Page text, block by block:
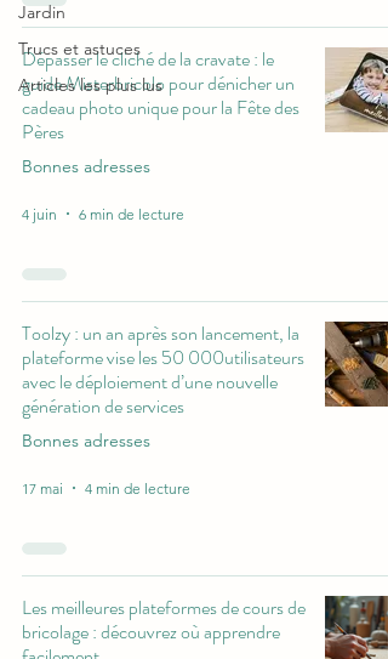
Jardin
Trucs et astuces
Articles les plus lus
Dépasser le cliché de la cravate : le
guide Misterbricolo pour dénicher un
cadeau photo unique pour la Fête des
Pères
Bonnes adresses
4 juin 6 min de lecture
Toolzy : un an après son lancement, la
plateforme vise les 50 000utilisateurs
avec le déploiement d’une nouvelle
génération de services
Bonnes adresses
17 mai 4 min de lecture
Les meilleures plateformes de cours de
bricolage : découvrez où apprendre